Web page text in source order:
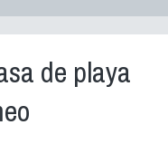
de playa